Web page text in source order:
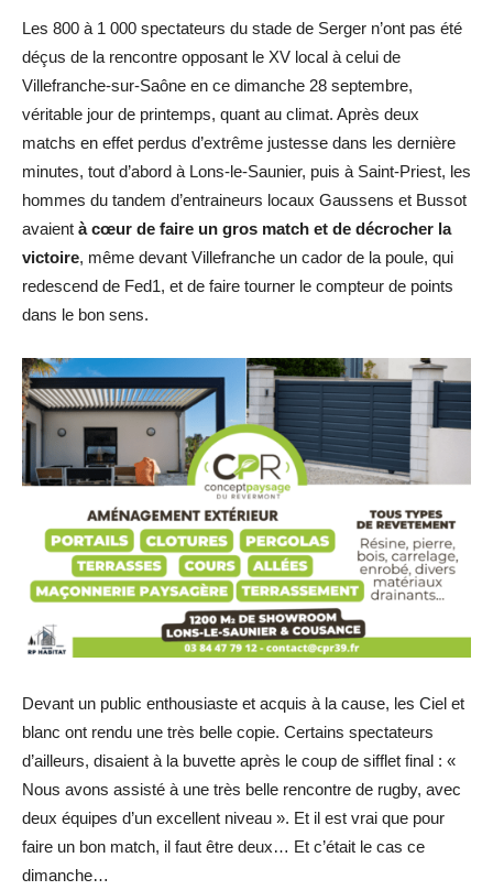
Les 800 à 1 000 spectateurs du stade de Serger n’ont pas été
déçus de la rencontre opposant le XV local à celui de
Villefranche-sur-Saône en ce dimanche 28 septembre,
véritable jour de printemps, quant au climat. Après deux
matchs en effet perdus d’extrême justesse dans les dernière
minutes, tout d’abord à Lons-le-Saunier, puis à Saint-Priest, les
hommes du tandem d’entraineurs locaux Gaussens et Bussot
avaient à cœur de faire un gros match et de décrocher la
victoire, même devant Villefranche un cador de la poule, qui
redescend de Fed1, et de faire tourner le compteur de points
dans le bon sens.
Devant un public enthousiaste et acquis à la cause, les Ciel et
blanc ont rendu une très belle copie. Certains spectateurs
d’ailleurs, disaient à la buvette après le coup de sifflet final : «
Nous avons assisté à une très belle rencontre de rugby, avec
deux équipes d’un excellent niveau ». Et il est vrai que pour
faire un bon match, il faut être deux… Et c’était le cas ce
dimanche…